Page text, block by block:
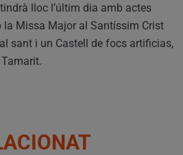
lloc l’últim dia amb actes
Missa Major al Santíssim Crist
sant i un Castell de focs artificias,